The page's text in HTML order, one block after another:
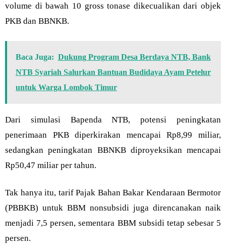
volume di bawah 10 gross tonase dikecualikan dari objek
PKB dan BBNKB.
Baca Juga: Dukung Program Desa Berdaya NTB, Bank
NTB Syariah Salurkan Bantuan Budidaya Ayam Petelur
untuk Warga Lombok Timur
Dari simulasi Bapenda NTB, potensi peningkatan
penerimaan PKB diperkirakan mencapai Rp8,99 miliar,
sedangkan peningkatan BBNKB diproyeksikan mencapai
Rp50,47 miliar per tahun.
Tak hanya itu, tarif Pajak Bahan Bakar Kendaraan Bermotor
(PBBKB) untuk BBM nonsubsidi juga direncanakan naik
menjadi 7,5 persen, sementara BBM subsidi tetap sebesar 5
persen.